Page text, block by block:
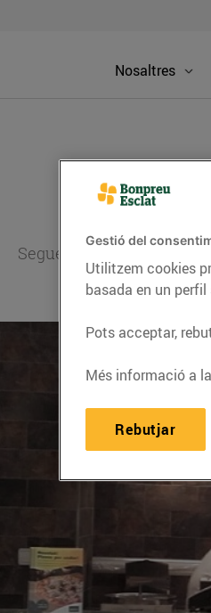
Nosaltres
Segueix l'actualitat dels
Gestió del
Utilitzem cookies
basada en un
Pots acceptar,
Més informació a la
Rebutjar